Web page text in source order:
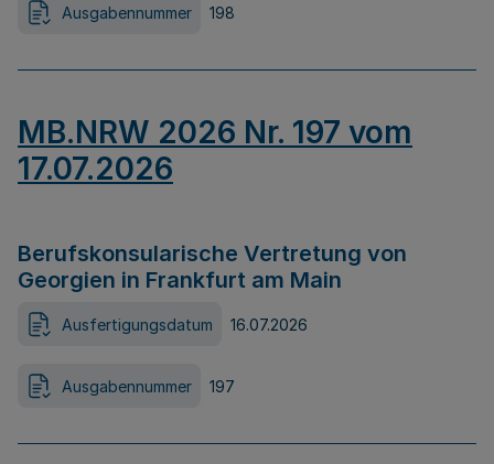
Ausgabennummer 198
MB.NRW 2026 Nr. 197 vom
17.07.2026
Berufskonsularische Vertretung von
Georgien in Frankfurt am Main
Ausfertigungsdatum 16.07.2026
Ausgabennummer 197